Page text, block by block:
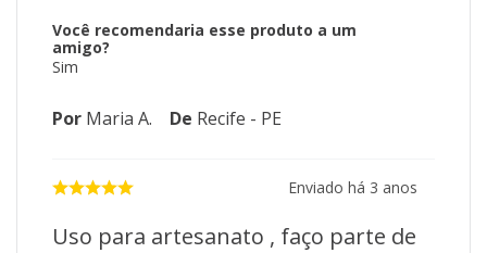
Você recomendaria esse produto a um
amigo?
Sim
Por Maria A. De Recife - PE
Enviado há 3 anos
Uso para artesanato , faço parte de